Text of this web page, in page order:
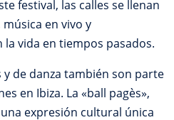
festival, las calles se llenan
en vivo y
vida en tiempos pasados.
de danza también son parte
en Ibiza. La «ball pagès»,
expresión cultural única